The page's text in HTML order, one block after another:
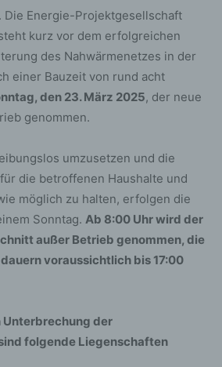
Die Energie-Projektgesellschaft
kurz vor dem erfolgreichen
des Nahwärmenetzes in der
einer Bauzeit von rund acht
den 23. März 2025, der neue
genommen.
umzusetzen und die
die betroffenen Haushalte und
möglich zu halten, erfolgen die
Sonntag. Ab 8:00 Uhr wird der
außer Betrieb genommen, die
voraussichtlich bis 17:00
Unterbrechung der
folgende Liegenschaften